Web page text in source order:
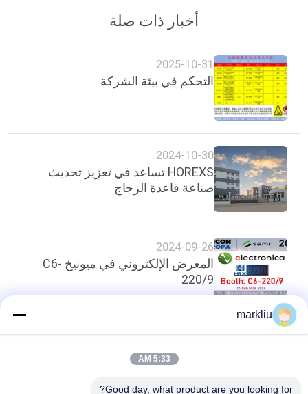
أخبار ذات صلة
2025-10-31
التحكم في بيئة الشركة
2024-10-30
HOREXS تساعد في تعزيز تحديث
صناعة قاعدة الزجاج
2024-09-26
المعرض الإلكتروني في ميونيخ C6-
220/9
أعلى
markliu
5:33 AM
Good day, what product are you looking for?